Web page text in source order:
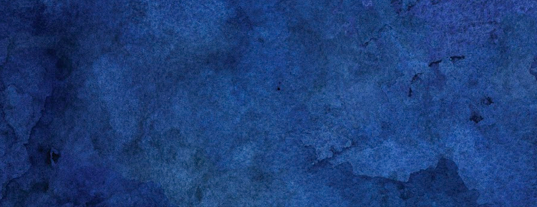
# /opt/vc/bin/tvservice -p # wird bei mir nicht benötigt
/opt/vc/bin/tvservice -o
Monitor einschalten:
/opt/vc/bin/tvservice -p
chvt 1
chvt 7
Danke :-)
Gepostet vor28th December 2013vonGerold Penz
Labels:Linux Raspberry Pi